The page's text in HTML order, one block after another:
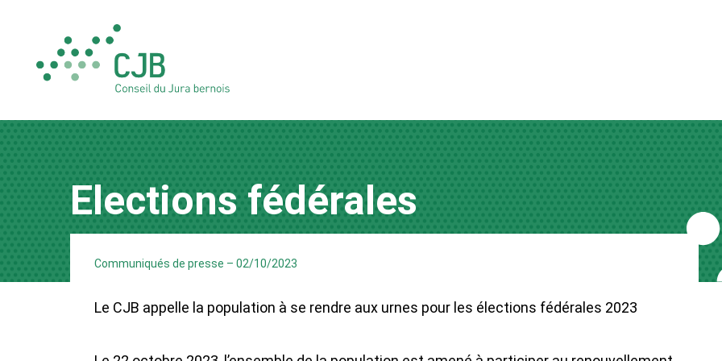
Elections fédérales
Communiqués de presse – 02/10/2023
Le CJB appelle la population à se rendre aux urnes pour les élections fédérales 2023